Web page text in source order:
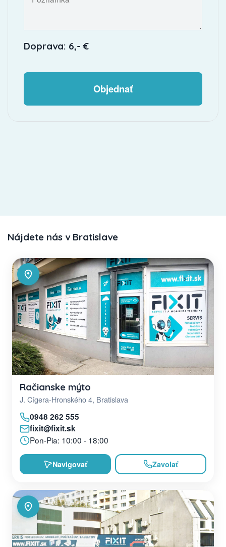
Doprava: 6,- €
Objednať
Nájdete nás v Bratislave
Račianske mýto
J. Cígera-Hronského 4, Bratislava
0948 262 555
fixit@fixit.sk
Pon-Pia: 10:00 - 18:00
Navigovať Zavolať